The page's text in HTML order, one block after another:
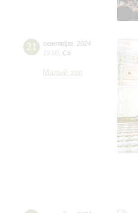
21 сентября 2024
19:00 Сб
Малый зал